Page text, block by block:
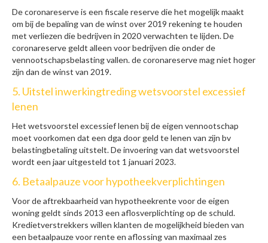
De coronareserve is een fiscale reserve die het mogelijk maakt
om bij de bepaling van de winst over 2019 rekening te houden
met verliezen die bedrijven in 2020 verwachten te lijden. De
coronareserve geldt alleen voor bedrijven die onder de
vennootschapsbelasting vallen. de coronareserve mag niet hoger
zijn dan de winst van 2019.
5. Uitstel inwerkingtreding wetsvoorstel excessief
lenen
Het wetsvoorstel excessief lenen bij de eigen vennootschap
moet voorkomen dat een dga door geld te lenen van zijn bv
belastingbetaling uitstelt. De invoering van dat wetsvoorstel
wordt een jaar uitgesteld tot 1 januari 2023.
6. Betaalpauze voor hypotheekverplichtingen
Voor de aftrekbaarheid van hypotheekrente voor de eigen
woning geldt sinds 2013 een aflosverplichting op de schuld.
Kredietverstrekkers willen klanten de mogelijkheid bieden van
een betaalpauze voor rente en aflossing van maximaal zes